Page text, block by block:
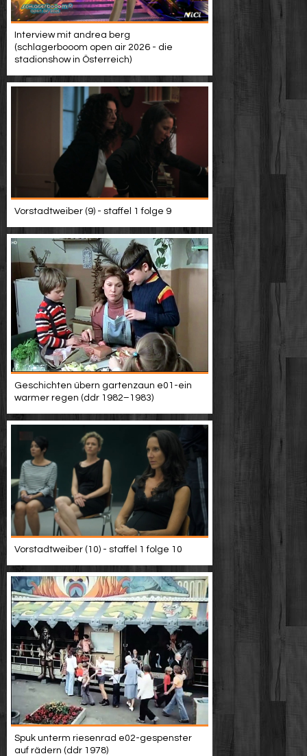
Interview mit andrea berg
(schlagerbooom open air 2026 - die
stadionshow in Österreich)
Vorstadtweiber (9) - staffel 1 folge 9
Geschichten übern gartenzaun e01-ein
warmer regen (ddr 1982–1983)
Vorstadtweiber (10) - staffel 1 folge 10
Spuk unterm riesenrad e02-gespenster
auf rädern (ddr 1978)